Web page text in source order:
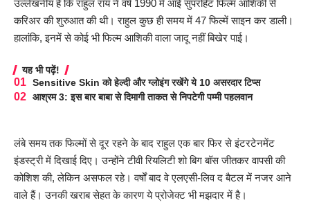
उल्लेखनीय है कि राहुल रॉय ने वर्ष 1990 में आई सुपरहिट फिल्म आशिकी से
करिअर की शुरुआत की थी। राहुल कुछ ही समय में 47 फिल्में साइन कर डाली।
हालांकि, इनमें से कोई भी फिल्म आशिकी वाला जादू नहीं बिखेर पाई।
यह भी पढ़ें!
Sensitive Skin को हेल्दी और ग्लोइंग रखेंगे ये 10 असरदार टिप्स
आश्रम 3: इस बार बाबा से दिमागी ताकत से निपटेगी पम्मी पहलवान
लंबे समय तक फिल्मों से दूर रहने के बाद राहुल एक बार फिर से इंटरटेनमेंट
इंडस्ट्री में दिखाई दिए। उन्होंने टीवी रियलिटी शो बिग बॉस जीतकर वापसी की
कोशिश की, लेकिन असफल रहे। वर्षों बाद वे एलएसी-लिव द बैटल में नजर आने
वाले हैं। उनकी खराब सेहत के कारण ये प्रोजेक्ट भी मझदार में है।